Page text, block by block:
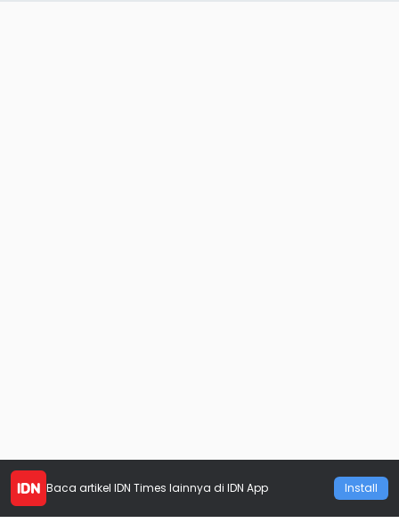
Baca artikel IDN Times lainnya di IDN App Install